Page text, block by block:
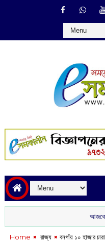
আজকের
Home ‌ রাজ্য বনগাঁয় ১০ হাজার